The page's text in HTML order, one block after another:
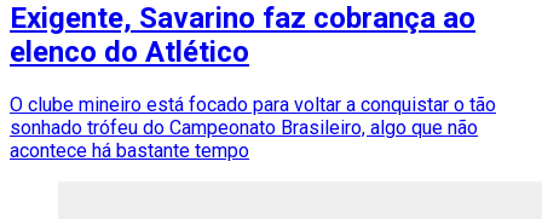
Exigente, Savarino faz cobrança ao
elenco do Atlético
O clube mineiro está focado para voltar a conquistar o tão
sonhado trófeu do Campeonato Brasileiro, algo que não
acontece há bastante tempo